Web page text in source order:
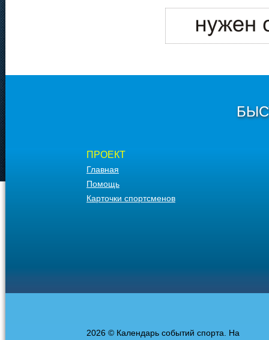
ПРОЕКТ
Главная
Помощь
Карточки спортсменов
2026 © Календарь событий спорта. На